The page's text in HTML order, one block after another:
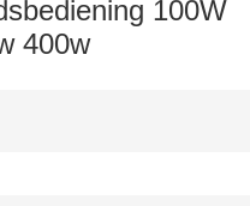
100W
400w